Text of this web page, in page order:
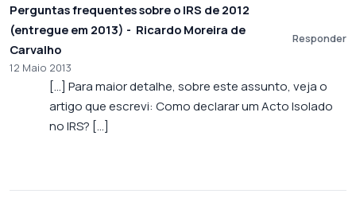
Perguntas frequentes sobre o IRS de 2012
(entregue em 2013) - Ricardo Moreira de
Carvalho
12 Maio 2013
Responder
[…] Para maior detalhe, sobre este assunto, veja o
artigo que escrevi: Como declarar um Acto Isolado
no IRS? […]